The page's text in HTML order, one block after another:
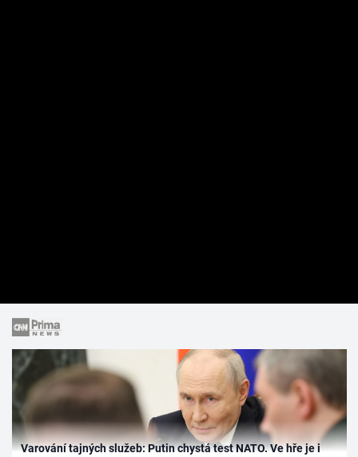
Varování tajných služeb: Putin chystá test NATO. Ve hře je i